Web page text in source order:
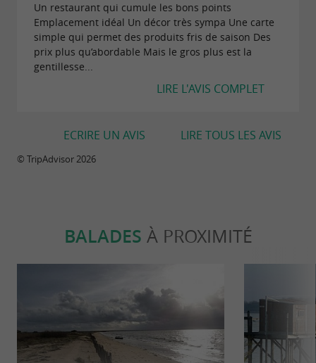
Un restaurant qui cumule les bons points
Emplacement idéal Un décor très sympa Une carte
simple qui permet des produits fris de saison Des
prix plus qu’abordable Mais le gros plus est la
gentillesse...
LIRE L'AVIS COMPLET
LIRE TOUS LES AVIS
ECRIRE UN AVIS
© TripAdvisor 2026
BALADES À PROXIMITÉ